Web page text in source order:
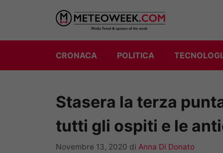
contenuto
CRONACA POLITICA
Stasera la terza
tutti gli ospiti e le
Novembre 13, 2020 di Anna Di Donato